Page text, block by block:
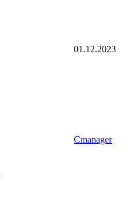
01.12.2023
Cmanager